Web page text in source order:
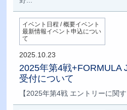
イベント日程 / 概要イベント
最新情報イベント申込につい
て
2025.10.23
2025年第4戦
受付について
【2025年第4戦 エントリーに関